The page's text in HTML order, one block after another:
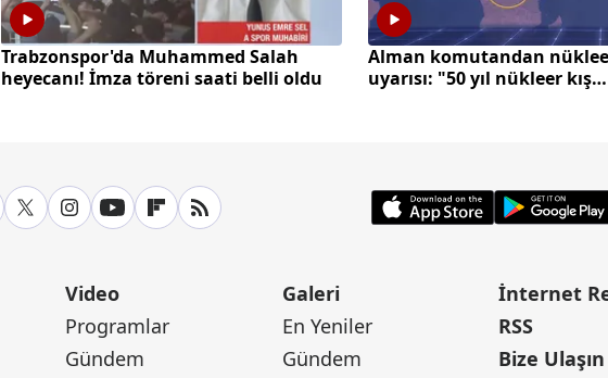
Trabzonspor'da Muhammed Salah
heyecanı! İmza töreni saati belli oldu
Alman komutandan
uyarısı: "50 yıl nükleer kış
Video
Programlar
Gündem
Galeri
En Yeniler
Gündem
İnternet
RSS
Bize Ulaşın